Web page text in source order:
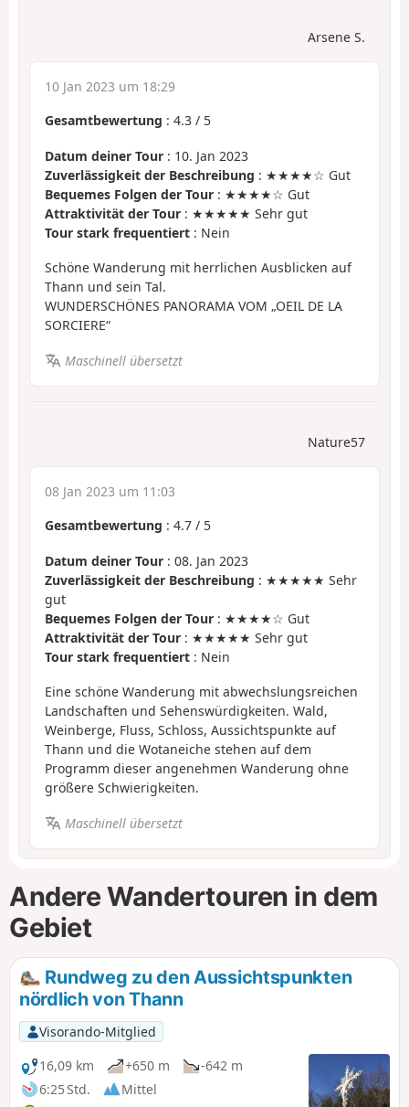
Arsene S.
10 Jan 2023 um 18:29
Gesamtbewertung : 4.3 / 5
Datum deiner Tour : 10. Jan 2023
Zuverlässigkeit der Beschreibung : ★★★★☆ Gut
Bequemes Folgen der Tour : ★★★★☆ Gut
Attraktivität der Tour : ★★★★★ Sehr gut
Tour stark frequentiert : Nein
Schöne Wanderung mit herrlichen Ausblicken auf
Thann und sein Tal.
WUNDERSCHÖNES PANORAMA VOM „OEIL DE LA
SORCIERE“
Maschinell übersetzt
Nature57
08 Jan 2023 um 11:03
Gesamtbewertung : 4.7 / 5
Datum deiner Tour : 08. Jan 2023
Zuverlässigkeit der Beschreibung : ★★★★★ Sehr
gut
Bequemes Folgen der Tour : ★★★★☆ Gut
Attraktivität der Tour : ★★★★★ Sehr gut
Tour stark frequentiert : Nein
Eine schöne Wanderung mit abwechslungsreichen
Landschaften und Sehenswürdigkeiten. Wald,
Weinberge, Fluss, Schloss, Aussichtspunkte auf
Thann und die Wotaneiche stehen auf dem
Programm dieser angenehmen Wanderung ohne
größere Schwierigkeiten.
Maschinell übersetzt
Andere Wandertouren in dem
Gebiet
Rundweg zu den Aussichtspunkten
nördlich von Thann
Visorando-Mitglied
16,09 km
+650 m
-642 m
6:25 Std.
Mittel